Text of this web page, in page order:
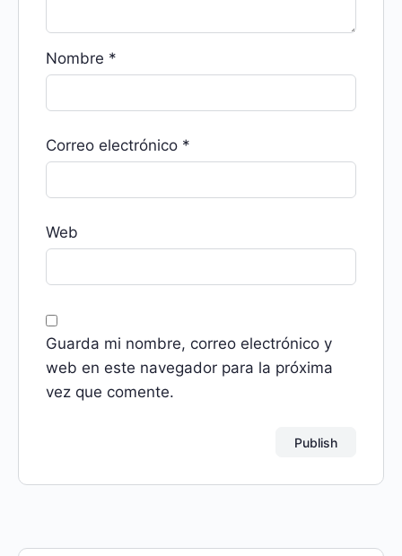
Nombre *
Correo electrónico *
Web
Guarda mi nombre, correo electrónico y
web en este navegador para la próxima
vez que comente.